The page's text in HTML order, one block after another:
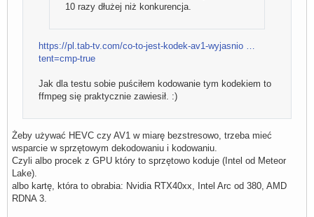
10 razy dłużej niż konkurencja.
https://pl.tab-tv.com/co-to-jest-kodek-av1-wyjasnio …
tent=cmp-true
Jak dla testu sobie puściłem kodowanie tym kodekiem to
ffmpeg się praktycznie zawiesił. :)
Żeby używać HEVC czy AV1 w miarę bezstresowo, trzeba mieć
wsparcie w sprzętowym dekodowaniu i kodowaniu.
Czyli albo procek z GPU który to sprzętowo koduje (Intel od Meteor
Lake).
albo kartę, która to obrabia: Nvidia RTX40xx, Intel Arc od 380, AMD
RDNA 3.